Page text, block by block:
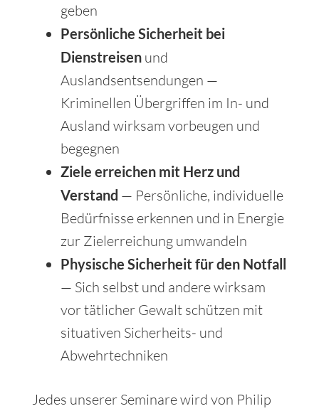
geben
Persönliche Sicherheit bei
Dienstreisenund
Auslandsentsendungen —
Kriminellen Übergriffen im In- und
Ausland wirksam vorbeugen und
begegnen
Ziele erreichen mit Herz und
Verstand — Persönliche, individuelle
Bedürfnisse erkennen und in Energie
zur Zielerreichung umwandeln
Physische Sicherheit für den Notfall
— Sich selbst und andere wirksam
vor tätlicher Gewalt schützen mit
situativen Sicherheits- und
Abwehrtechniken
Jedes unserer Seminare wird von Philip